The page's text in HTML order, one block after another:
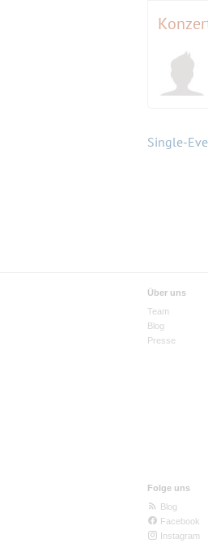
Single-
Über uns
Team
Blog
Presse
Folge uns
Blog
Facebook
Instagram